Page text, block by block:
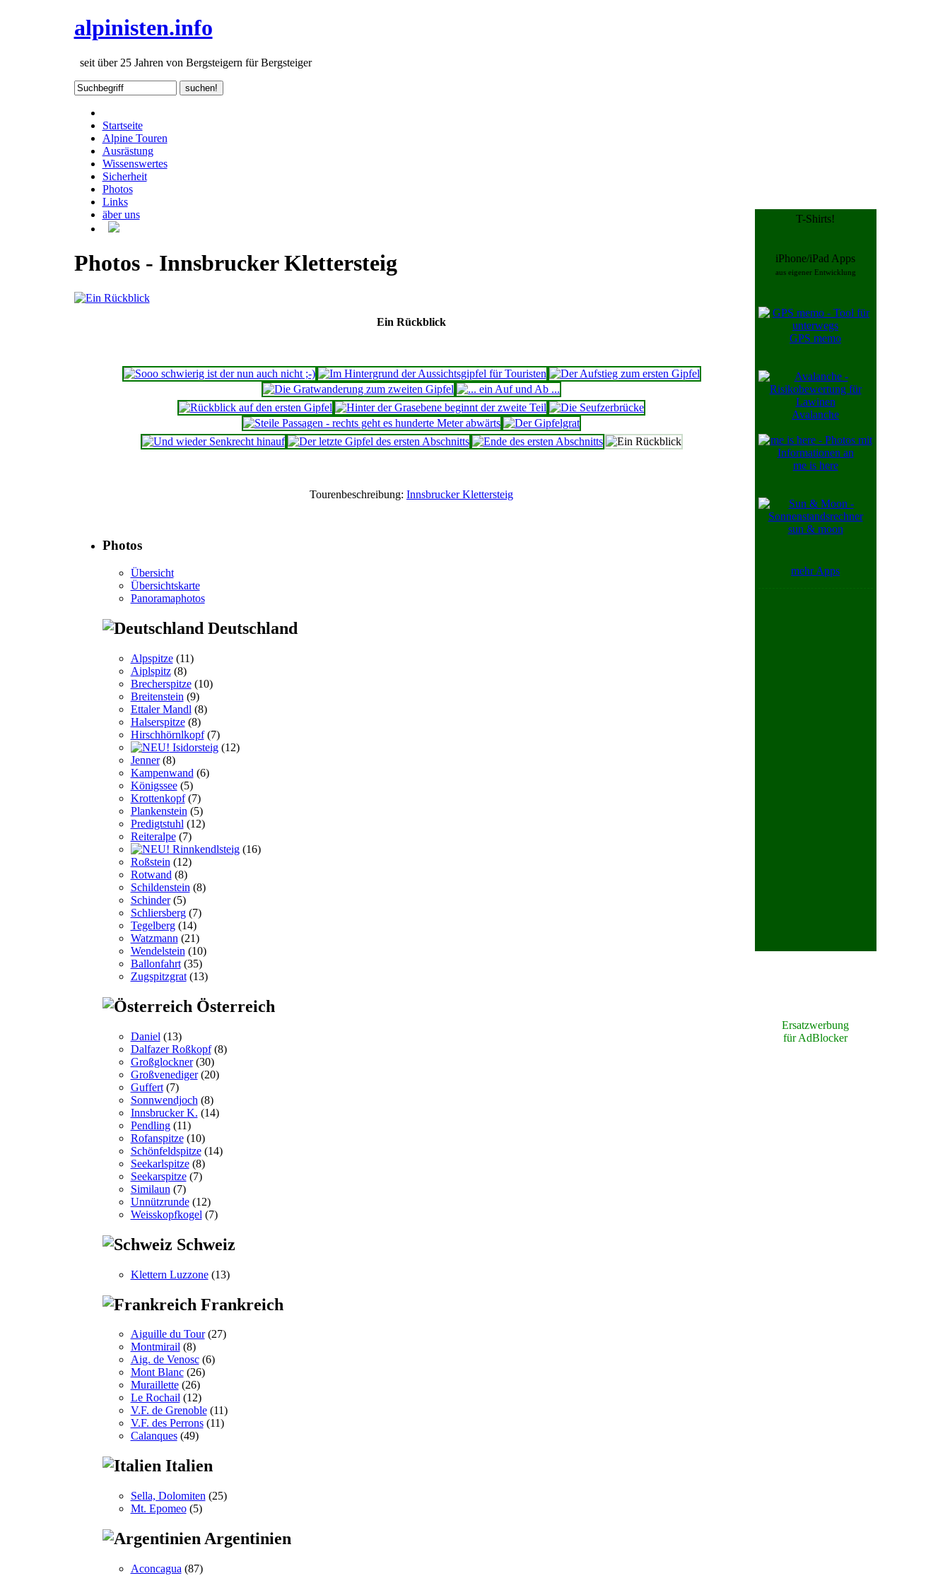
T-Shirts!
iPhone/iPad Apps
aus eigener Entwicklung
GPS memo
Avalanche
me is here
sun & moon
mehr Apps
Ersatzwerbung
für AdBlocker
alpinisten.info
seit über 25 Jahren von Bergsteigern für Bergsteiger
Startseite
Alpine Touren
Ausrästung
Wissenswertes
Sicherheit
Photos
Links
äber uns
Photos - Innsbrucker Klettersteig
Ein Rückblick
Tourenbeschreibung: Innsbrucker Klettersteig
Photos
Übersicht
Übersichtskarte
Panoramaphotos
Deutschland
Alpspitze(11)
Aiplspitz(8)
Brecherspitze(10)
Breitenstein (9)
Ettaler Mandl (8)
Halserspitze(8)
Hirschhörnlkopf(7)
Isidorsteig(12)
Jenner(8)
Kampenwand (6)
Königssee(5)
Krottenkopf(7)
Plankenstein (5)
Predigtstuhl (12)
Reiteralpe(7)
Rinnkendlsteig(16)
Roßstein (12)
Rotwand (8)
Schildenstein (8)
Schinder(5)
Schliersberg(7)
Tegelberg(14)
Watzmann (21)
Wendelstein (10)
Ballonfahrt(35)
Zugspitzgrat(13)
Österreich
Daniel (13)
Dalfazer Roßkopf(8)
Großglockner(30)
Großvenediger(20)
Guffert(7)
Sonnwendjoch (8)
Innsbrucker K. (14)
Pendling(11)
Rofanspitze(10)
Schönfeldspitze(14)
Seekarlspitze(8)
Seekarspitze(7)
Similaun (7)
Unnützrunde(12)
Weisskopfkogel (7)
Schweiz
Klettern Luzzone(13)
Frankreich
Aiguille du Tour(27)
Montmirail(8)
Aig. de Venosc(6)
Mont Blanc(26)
Muraillette(26)
Le Rochail(12)
V.F. de Grenoble(11)
V.F. des Perrons(11)
Calanques(49)
Italien
Sella, Dolomiten (25)
Mt. Epomeo(5)
Argentinien
Aconcagua (87)